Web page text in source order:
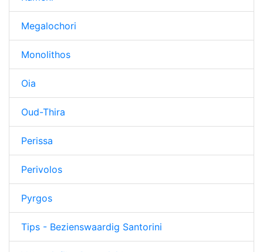
Megalochori
Monolithos
Oia
Oud-Thira
Perissa
Perivolos
Pyrgos
Tips - Bezienswaardig Santorini